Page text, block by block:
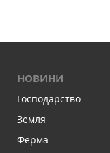
НОВИНИ
Господарство
Земля
Ферма